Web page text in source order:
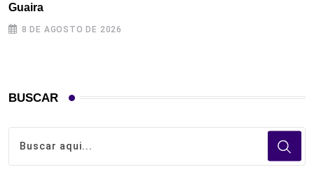
Guaira
8 DE AGOSTO DE 2026
BUSCAR